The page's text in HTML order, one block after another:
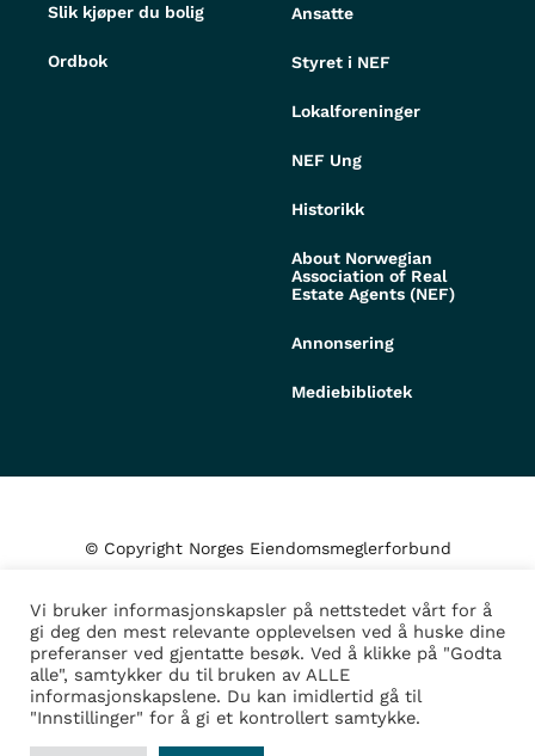
Slik kjøper du bolig
Ordbok
Ansatte
Styret i NEF
Lokalforeninger
NEF Ung
Historikk
About Norwegian
Association of Real
Estate Agents (NEF)
Annonsering
Mediebibliotek
© Copyright Norges Eiendomsmeglerforbund
Personvern og cookies
Administrer samtykke
Design/Utvikling avFortress
Vi bruker informasjonskapsler på nettstedet vårt for å
gi deg den mest relevante opplevelsen ved å huske dine
preferanser ved gjentatte besøk. Ved å klikke på "Godta
alle", samtykker du til bruken av ALLE
informasjonskapslene. Du kan imidlertid gå til
"Innstillinger" for å gi et kontrollert samtykke.